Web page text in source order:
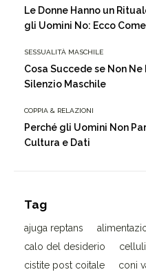
Le Donne Hanno un
gli Uomini No: Ecco
SESSUALITÀ MASCHILE
Cosa Succede se Non
Silenzio Maschile
COPPIA & RELAZIONI
Perché gli Uomini Non
Cultura e Dati
Tag
ajuga reptans
calo del desiderio
cistite post coitale
coni